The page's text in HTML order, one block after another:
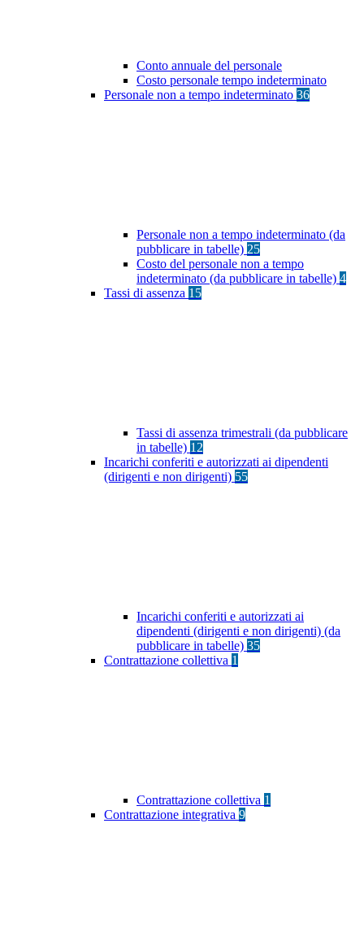
Conto annuale del personale
Costo personale tempo indeterminato
Personale non a tempo indeterminato 36
Personale non a tempo indeterminato (da
pubblicare in tabelle) 25
Costo del personale non a tempo
indeterminato (da pubblicare in tabelle) 4
Tassi di assenza 15
Tassi di assenza trimestrali (da pubblicare
in tabelle) 12
Incarichi conferiti e autorizzati ai dipendenti
(dirigenti e non dirigenti) 55
Incarichi conferiti e autorizzati ai
dipendenti (dirigenti e non dirigenti) (da
pubblicare in tabelle) 35
Contrattazione collettiva 1
Contrattazione collettiva 1
Contrattazione integrativa 9